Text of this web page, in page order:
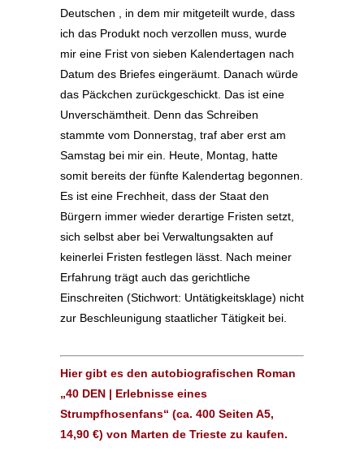
Deutschen , in dem mir mitgeteilt wurde, dass
ich das Produkt noch verzollen muss, wurde
mir eine Frist von sieben Kalendertagen nach
Datum des Briefes eingeräumt. Danach würde
das Päckchen zurückgeschickt. Das ist eine
Unverschämtheit. Denn das Schreiben
stammte vom Donnerstag, traf aber erst am
Samstag bei mir ein. Heute, Montag, hatte
somit bereits der fünfte Kalendertag begonnen.
Es ist eine Frechheit, dass der Staat den
Bürgern immer wieder derartige Fristen setzt,
sich selbst aber bei Verwaltungsakten auf
keinerlei Fristen festlegen lässt. Nach meiner
Erfahrung trägt auch das gerichtliche
Einschreiten (Stichwort: Untätigkeitsklage) nicht
zur Beschleunigung staatlicher Tätigkeit bei.
Hier gibt es den autobiografischen Roman
„40 DEN | Erlebnisse eines
Strumpfhosenfans“ (ca. 400 Seiten A5,
14,90 €) von Marten de Trieste zu kaufen.